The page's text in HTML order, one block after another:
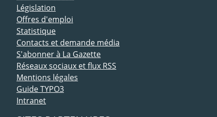
Législation
Offres d'emploi
Statistique
Contacts et demande média
S'abonner à La Gazette
Réseaux sociaux et flux RSS
Mentions légales
Guide TYPO3
Intranet